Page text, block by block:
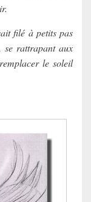
filé à petits pas
se rattrapant aux
le soleil